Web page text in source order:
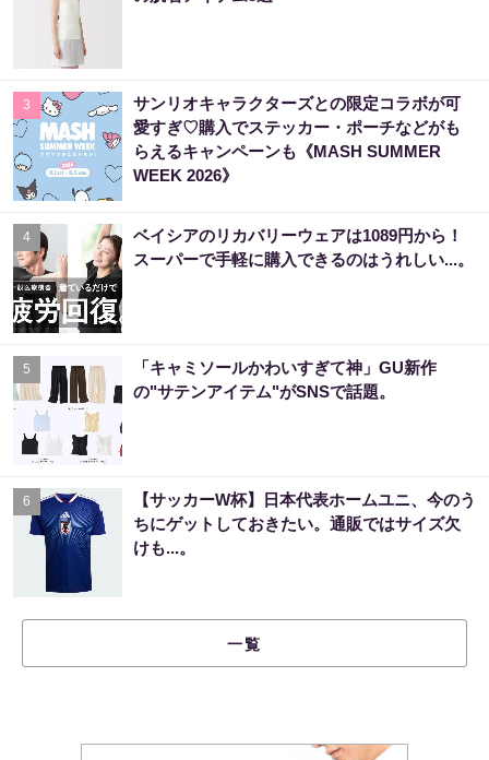
3
サンリオキャラクターズとの限定コラボが可
愛すぎ♡購入でステッカー・ポーチなどがも
らえるキャンペーンも《MASH SUMMER
WEEK 2026》
4
ベイシアのリカバリーウェアは1089円から！
スーパーで手軽に購入できるのはうれしい...。
5
「キャミソールかわいすぎて神」GU新作
の"サテンアイテム"がSNSで話題。
6
【サッカーW杯】日本代表ホームユニ、今のう
ちにゲットしておきたい。通販ではサイズ欠
けも...。
一覧